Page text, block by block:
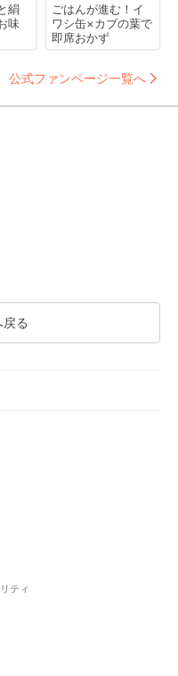
絹
味
ごはんが進む！イ
ワシ缶×カブの葉で
即席おかず
公式ファンページ一覧へ
る
ティ